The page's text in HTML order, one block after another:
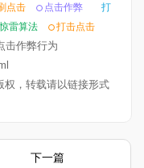
点击 点击作弊
打
雷算法 打击点击
击作弊行为
权，转载请以链接形式
下一篇